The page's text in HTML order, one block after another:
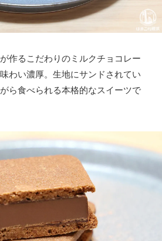
作るこだわりのミルクチョコレー
わい濃厚。生地にサンドされてい
ら食べられる本格的なスイーツで